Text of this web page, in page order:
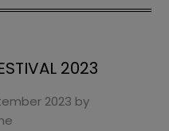
2023
2023 by